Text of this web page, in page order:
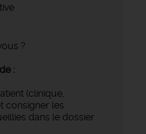
?
:
(clinique,
consigner les
dans le dossier